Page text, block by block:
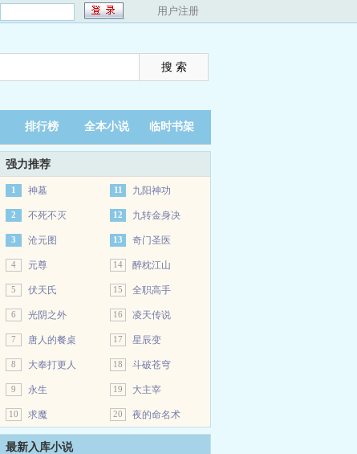
用户注册
排行榜 全本小说 临时书架
强力推荐
1 神墓
2 不死不灭
3 沧元图
4 元尊
5 伏天氏
6 光阴之外
7 唐人的餐桌
8 大奉打更人
9 永生
10 求魔
11 九阳神功
12 九转金身决
13 奇门圣医
14 醉枕江山
15 全职高手
16 凌天传说
17 星辰变
18 斗破苍穹
19 大主宰
20 夜的命名术
最新入库小说